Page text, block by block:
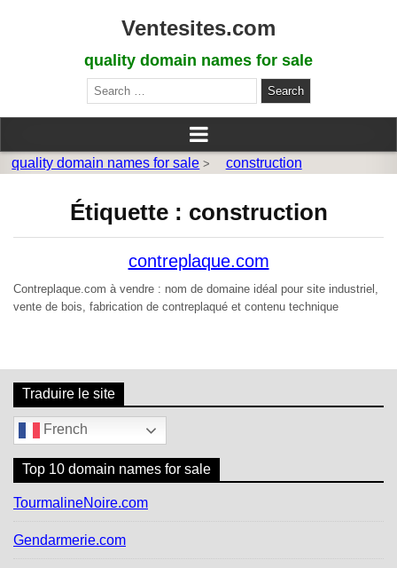
Ventesites.com
quality domain names for sale
Search
for:
quality domain names for sale > construction
Étiquette : construction
contreplaque.com
Contreplaque.com à vendre : nom de domaine idéal pour site industriel,
vente de bois, fabrication de contreplaqué et contenu technique
Traduire le site
French
Top 10 domain names for sale
TourmalineNoire.com
Gendarmerie.com